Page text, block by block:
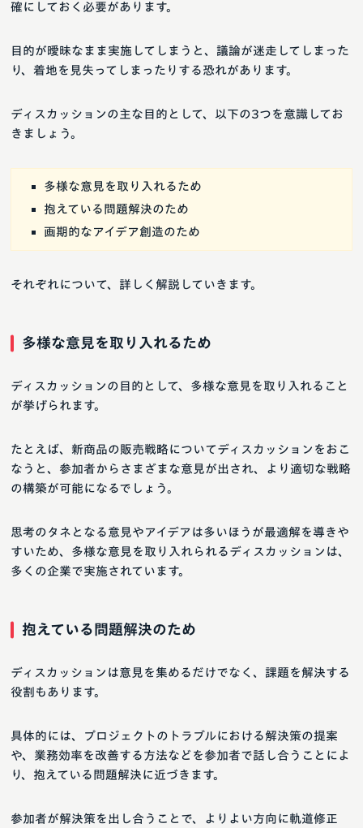
確にしておく必要があります。
目的が曖昧なまま実施してしまうと、議論が迷走してしまった
り、着地を見失ってしまったりする恐れがあります。
ディスカッションの主な目的として、以下の3つを意識してお
きましょう。
多様な意見を取り入れるため
抱えている問題解決のため
画期的なアイデア創造のため
それぞれについて、詳しく解説していきます。
多様な意見を取り入れるため
ディスカッションの目的として、多様な意見を取り入れること
が挙げられます。
たとえば、新商品の販売戦略についてディスカッションをおこ
なうと、参加者からさまざまな意見が出され、より適切な戦略
の構築が可能になるでしょう。
思考のタネとなる意見やアイデアは多いほうが最適解を導きや
すいため、多様な意見を取り入れられるディスカッションは、
多くの企業で実施されています。
抱えている問題解決のため
ディスカッションは意見を集めるだけでなく、課題を解決する
役割もあります。
具体的には、プロジェクトのトラブルにおける解決策の提案
や、業務効率を改善する方法などを参加者で話し合うことによ
り、抱えている問題解決に近づきます。
参加者が解決策を出し合うことで、よりよい方向に軌道修正